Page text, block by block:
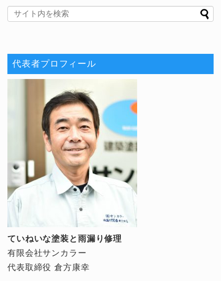
代表者プロフィール
ていねいな塗装と雨漏り修理
有限会社サンカラー
代表取締役 倉方康幸